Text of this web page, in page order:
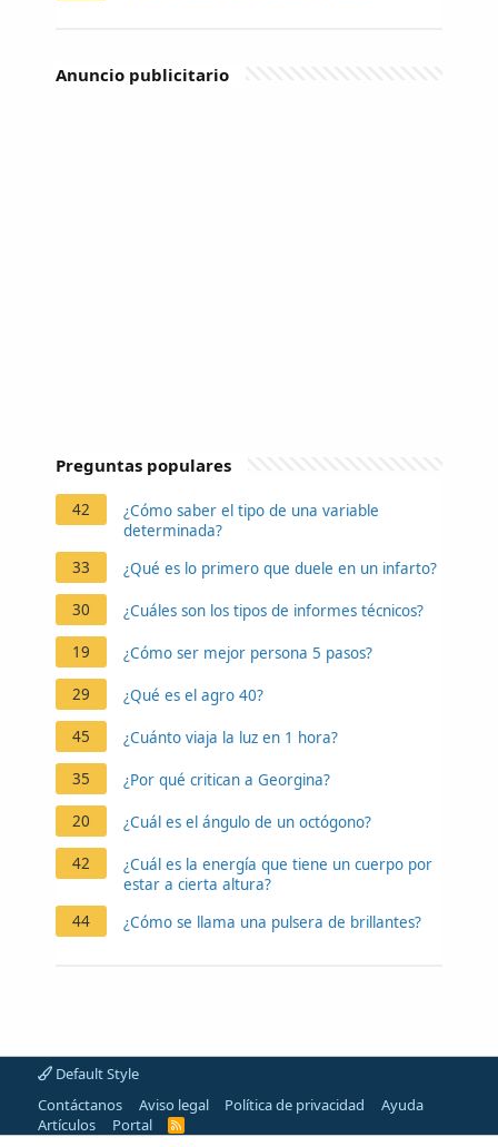
Anuncio publicitario
Preguntas populares
42
¿Cómo saber el tipo de una variable
determinada?
33
¿Qué es lo primero que duele en un infarto?
30 ¿Cuáles son los tipos de informes técnicos?
19 ¿Cómo ser mejor persona 5 pasos?
29 ¿Qué es el agro 40?
45 ¿Cuánto viaja la luz en 1 hora?
35 ¿Por qué critican a Georgina?
20 ¿Cuál es el ángulo de un octógono?
42
¿Cuál es la energía que tiene un cuerpo por
estar a cierta altura?
44
¿Cómo se llama una pulsera de brillantes?
Default Style
Contáctanos
Aviso legal Política de privacidad
Ayuda
Artículos
Portal
R
S